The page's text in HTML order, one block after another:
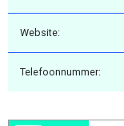
Website:
Telefoonnummer: